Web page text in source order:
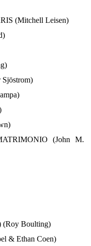
(Mitchell Leisen)
(John M.
(Roy Boulting)
& Ethan Coen)